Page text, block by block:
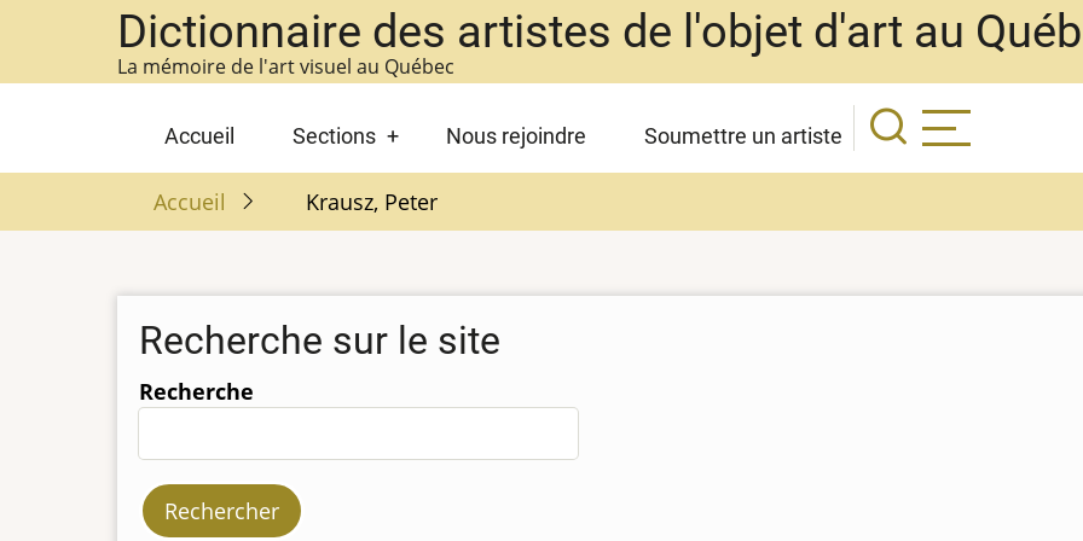
contenu
Dictionnaire des artistes de l'objet d'art au
La mémoire de l'art visuel au Québec
Main
navigation
Accueil Sections Nous rejoindre Soumettre un artiste
Accueil Krausz, Peter
Recherche sur le site
Recherche